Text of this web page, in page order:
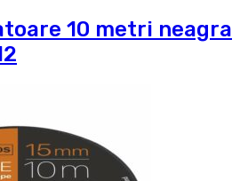
10 metri neagra